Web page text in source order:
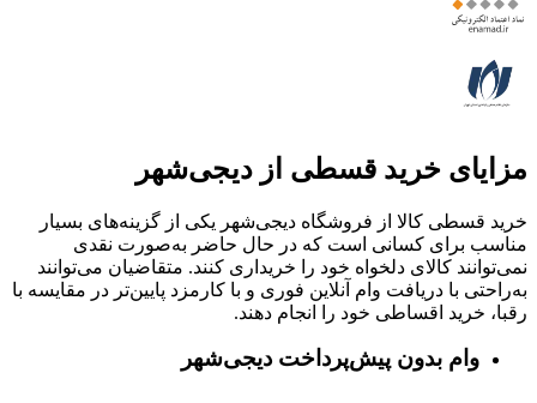
مزایای خرید قسطی از دیجی‌شهر
خرید قسطی کالا از فروشگاه دیجی‌شهر یکی از گزینه‌های بسیار
مناسب برای کسانی است که در حال حاضر به‌صورت نقدی
نمی‌توانند کالای دلخواه خود را خریداری کنند. متقاضیان می‌توانند
به‌راحتی با دریافت وام آنلاین فوری و با کارمزد پایین‌تر در مقایسه با
رقبا، خرید اقساطی خود را انجام دهند.
وام بدون پیش‌پرداخت‌ دیجی‌شهر